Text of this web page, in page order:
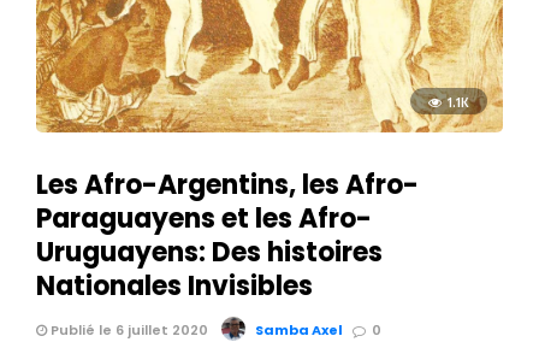
1.1K
Les Afro-Argentins, les Afro-
Paraguayens et les Afro-
Uruguayens: Des histoires
Nationales Invisibles
Publié le 6 juillet 2020 Samba Axel 0